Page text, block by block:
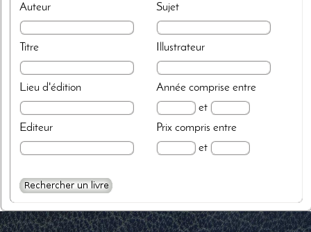
Auteur
Titre
Lieu d'édition
Editeur
Sujet
Illustrateur
Annéecomprise entre
et
Prixcompris entre
et